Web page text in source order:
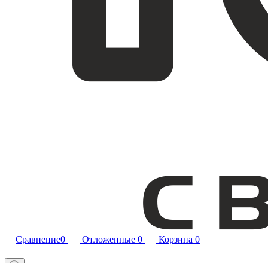
Сравнение0 Отложенные 0 Корзина 0